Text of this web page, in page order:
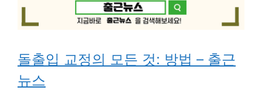
돌출입 교정의 모든 것: 방법 – 출근
뉴스